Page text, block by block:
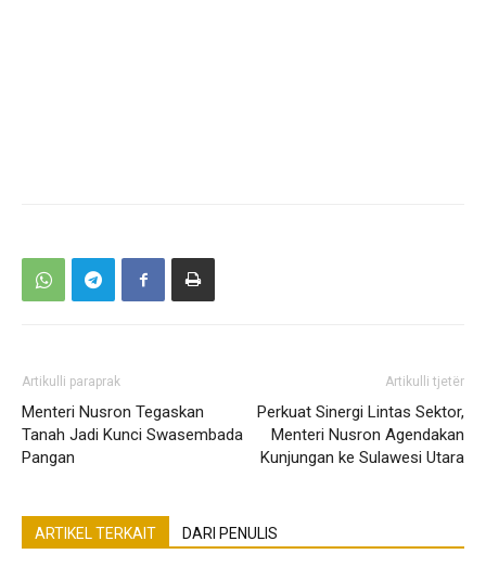
Artikulli paraprak
Menteri Nusron Tegaskan
Tanah Jadi Kunci Swasembada
Pangan
Artikulli tjetër
Perkuat Sinergi Lintas Sektor,
Menteri Nusron Agendakan
Kunjungan ke Sulawesi Utara
ARTIKEL TERKAIT DARI PENULIS